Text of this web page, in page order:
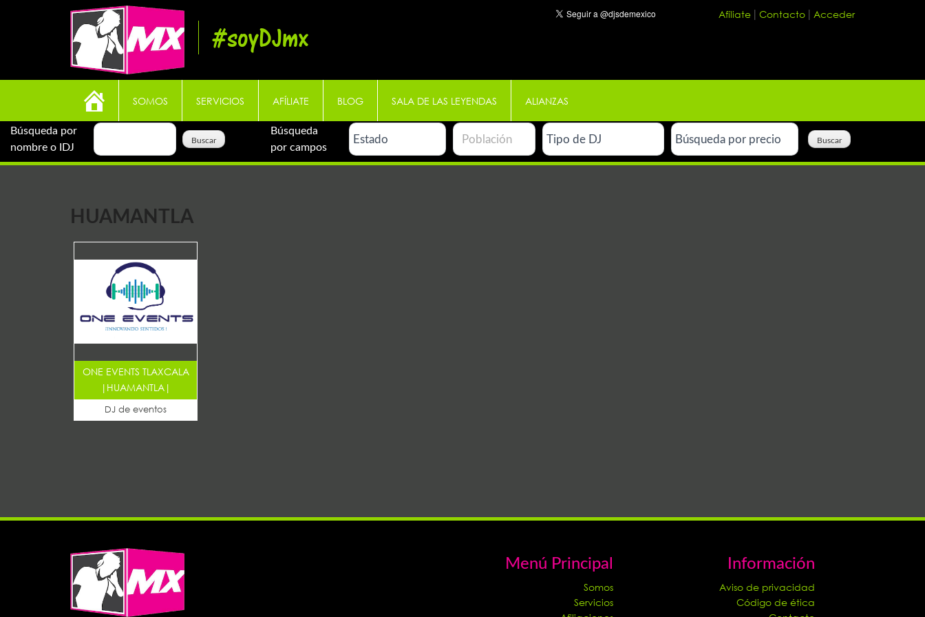
#soyDJmx
Afíliate Contacto Acceder
SOMOS SERVICIOS AFÍLIATE BLOG SALA DE LAS LEYENDAS ALIANZAS
Búsqueda por
nombre o IDJ
Búsqueda
por campos
HUAMANTLA
ONE EVENTS TLAXCALA
| HUAMANTLA |
DJ de eventos
Menú Principal
Somos
Servicios
Información
Aviso de privacidad
Código de ética